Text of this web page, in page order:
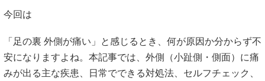
今回は
「足の裏 外側が痛い」と感じるとき、何が原因か分からず不
安になりますよね。本記事では、外側（小趾側・側面）に痛
みが出る主な疾患、日常でできる対処法、セルフチェック、